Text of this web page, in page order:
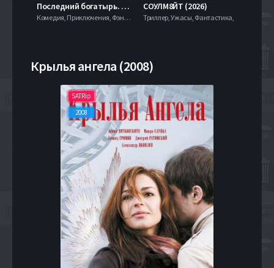
Последний богатырь. Колобок (2026)
Комедия, Приключения, Фэнтези,
СОУЛМ8ЙТ (2026)
Триллер, Ужасы, Фантастика,
Крылья ангела (2008)
SATRip
2008